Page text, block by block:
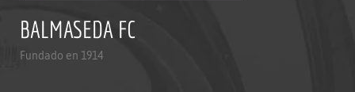
BALMASEDA FC
Fundado en 1914